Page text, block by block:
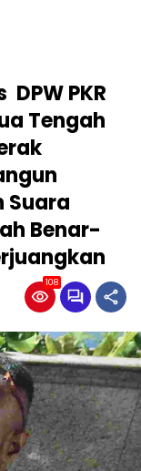
PKR
Tengah
Suara
Benar-
108